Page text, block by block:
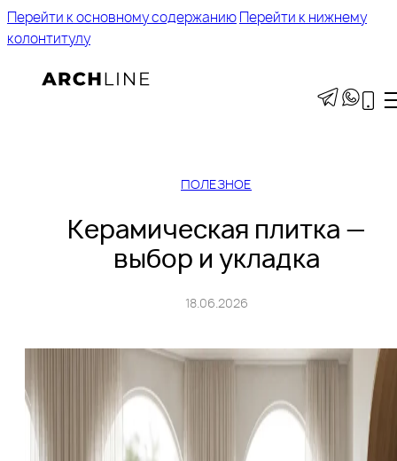
Перейти к основному содержанию Перейти к нижнему
колонтитулу
ПОЛЕЗНОЕ
Керамическая плитка —
выбор и укладка
18.06.2026